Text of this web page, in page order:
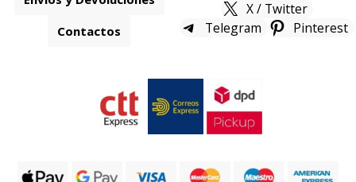
Contactos
X / Twitter
Telegram
Pinterest